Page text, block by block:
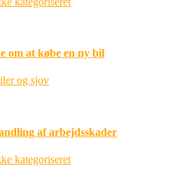
om at købe en ny bil
og sjov
af arbejdsskader
kategoriseret